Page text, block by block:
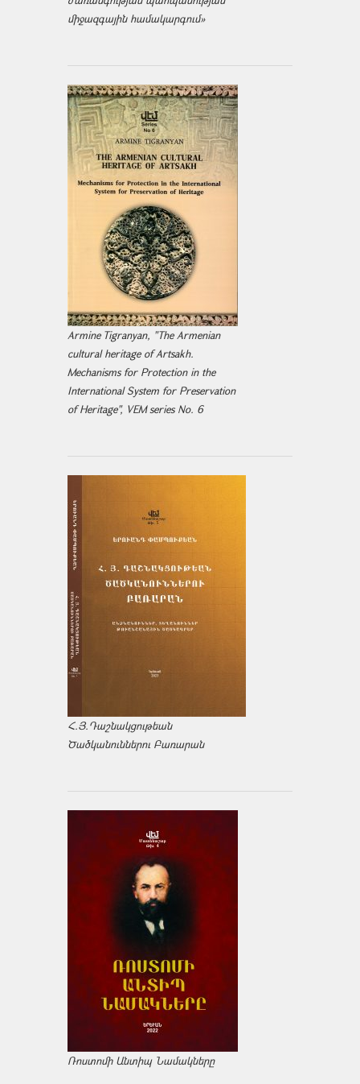
միջազ­գային համակարգում»
Armine Tigranyan, "The Armenian
cultural heritage of Artsakh.
Mechanisms for Protection in the
International System for Preservation
of Heritage", VEM series No. 6
Հ.Յ.Դաշնակցութեան
Ծածկանուններու Բառարան
Ռոստոմի Անտիպ Նամակները